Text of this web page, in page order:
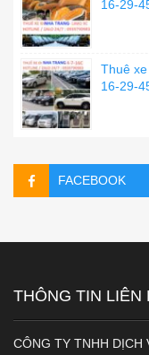
16-29-
Thuê
16-29-
FACEBOOK
THÔNG TIN LIÊN
CÔNG TY TNHH DỊCH